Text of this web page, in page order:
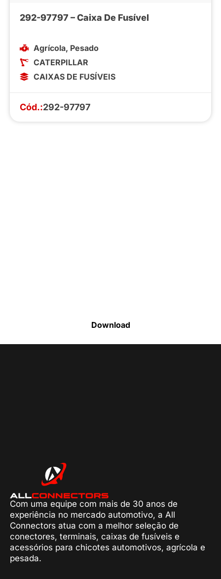
292-97797 – Caixa De Fusível
Agrícola, Pesado
CATERPILLAR
CAIXAS DE FUSÍVEIS
Cód.:292-97797
Download
Com uma equipe com mais de 30 anos de
experiência no mercado automotivo, a All
Connectors atua com a melhor seleção de
conectores, terminais, caixas de fusíveis e
acessórios para chicotes automotivos, agrícola e
pesada.